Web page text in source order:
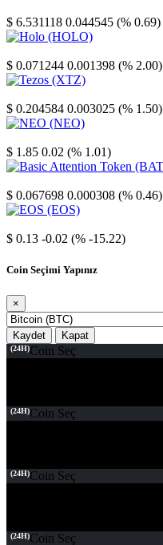
$ 6.531118 0.044545 (% 0.69)
$ 0.071244 0.001398 (% 2.00)
$ 0.204584 0.003025 (% 1.50)
$ 1.85 0.02 (% 1.01)
$ 0.067698 0.000308 (% 0.46)
$ 0.13 -0.02 (% -15.22)
Coin Seçimi Yapınız
×
Kaydet Kapat
(24H)Coin Seç
(24H)Coin Seç
(24H)Coin Seç
(24H)Coin Seç